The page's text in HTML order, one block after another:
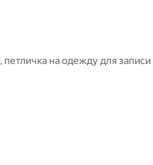
на одежду для записи